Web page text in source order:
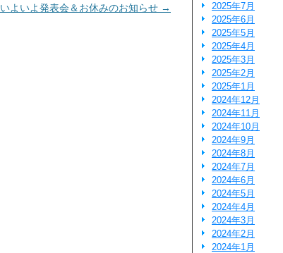
いよいよ発表会＆お休みのお知らせ →
2025年7月
2025年6月
2025年5月
2025年4月
2025年3月
2025年2月
2025年1月
2024年12月
2024年11月
2024年10月
2024年9月
2024年8月
2024年7月
2024年6月
2024年5月
2024年4月
2024年3月
2024年2月
2024年1月